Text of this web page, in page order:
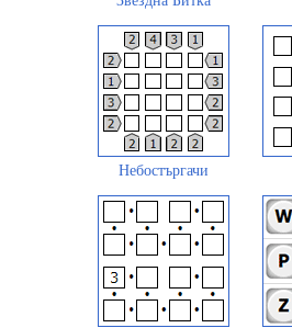
Небостъргачи